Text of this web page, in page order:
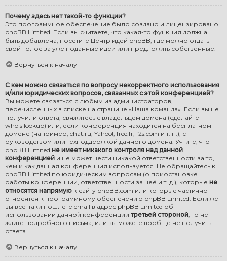
Почему здесь нет такой-то функции?
Это программное обеспечение было создано и лицензировано
phpBB Limited. Если вы считаете, что какая-то функция должна
быть добавлена, посетите Центр идей phpBB, где можно отдать
свой голос за уже поданные идеи или предложить собственные.
Вернуться к началу
С кем можно связаться по вопросу некорректного использования
и/или юридических вопросов, связанных с этой конференцией?
Вы можете связаться с любым из администраторов,
перечисленных в списке на странице «Наша команда». Если вы не
получили ответа, свяжитесь с владельцем домена (сделайте
whois lookup) или, если конференция находится на бесплатном
домене (например, chat.ru, Yahoo!, free.fr, f2s.com и т. п.), с
руководством или техподдержкой данного домена. Учтите, что
phpBB Limited не имеет никакого контроля над данной
конференцией и не может нести никакой ответственности за то,
кем и как данная конференция используется. Не обращайтесь к
phpBB Limited по юридическим вопросам (о приостановке
работы конференции, ответственности за неё и т. д.), которые не
относятся напрямую к сайту phpBB.com или которые частично
относятся к программному обеспечению phpBB Limited. Если же
вы всё-таки пошлёте email в адрес phpBB Limited об
использовании данной конференции третьей стороной, то не
ждите подробного письма, или вы можете вообще не получить
ответа.
Вернуться к началу